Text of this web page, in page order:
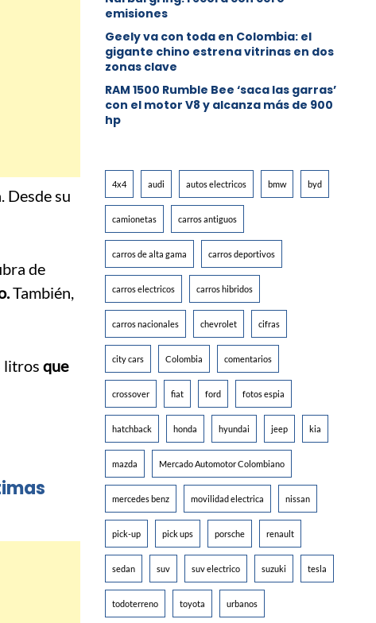
Desde su
de
También,
litros que
emisiones
Geely va con toda en Colombia: el
gigante chino estrena vitrinas en dos
zonas clave
RAM 1500 Rumble Bee ‘saca las garras’
con el motor V8 y alcanza más de 900
hp
4x4 audi autos electricos bmw byd
camionetas carros antiguos
carros de alta gama carros deportivos
carros electricos carros hibridos
carros nacionales chevrolet cifras
city cars Colombia comentarios
crossover fiat ford fotos espia
hatchback honda hyundai jeep kia
mazda Mercado Automotor Colombiano
mercedes benz movilidad electrica nissan
pick-up pick ups porsche renault
sedan suv suv electrico suzuki tesla
todoterreno toyota urbanos